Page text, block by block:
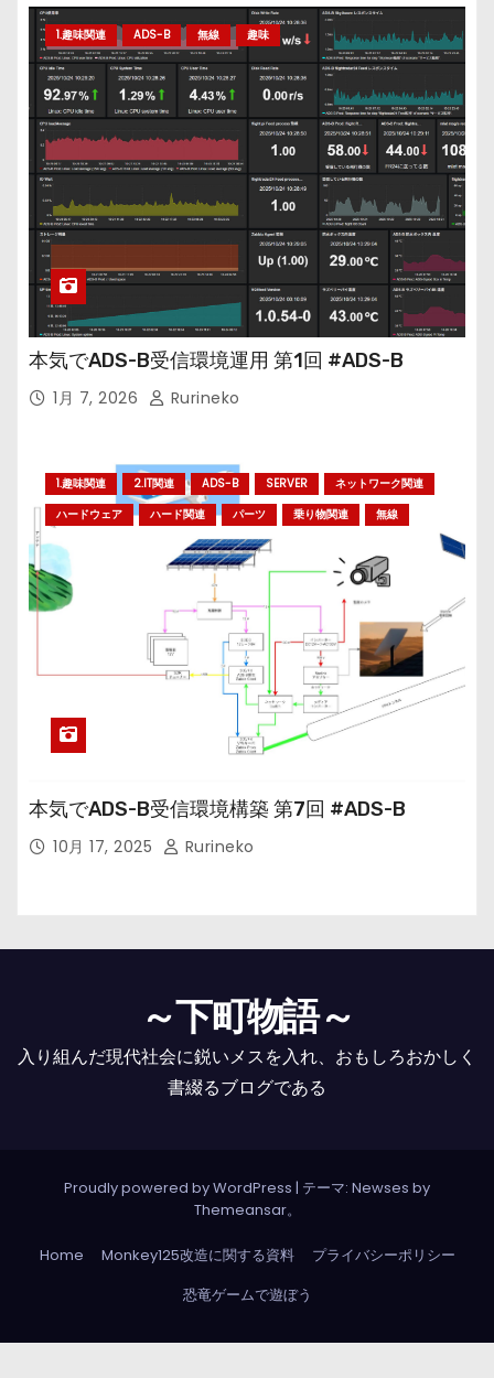
1.趣味関連 ADS-B 無線 趣味
本気でADS-B受信環境運用 第1回 #ADS-B
1月 7, 2026 Rurineko
1.趣味関連 2.IT関連 ADS-B SERVER
ネットワーク関連
ハードウェア
ハード関連 パーツ 乗り物関連 無線
本気でADS-B受信環境構築 第7回 #ADS-B
10月 17, 2025 Rurineko
～下町物語～
入り組んだ現代社会に鋭いメスを入れ、おもしろおかしく
書綴るブログである
Proudly powered by WordPress | テーマ: Newses by
Themeansar。
Home Monkey125改造に関する資料
プライバシーポリシー
恐竜ゲームで遊ぼう